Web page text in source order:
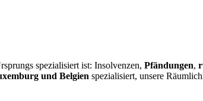
spezialisiert ist: Insolvenzen, Pfändungen,
und Belgien spezialisiert, unsere